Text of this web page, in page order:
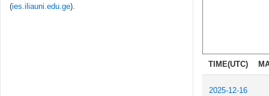
(ies.iliauni.edu.ge).
TIME(UTC)
2025-12-16